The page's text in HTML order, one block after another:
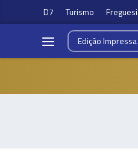
D7 Turismo
EdiçãoImpressa